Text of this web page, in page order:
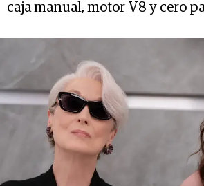
caja manual, motor V8 y cero